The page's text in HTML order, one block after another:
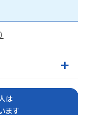
は
ます